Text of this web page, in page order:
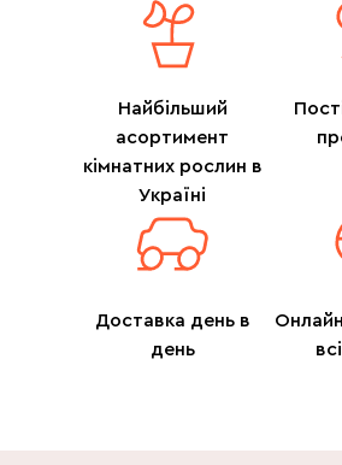
Найбільший
асортимент
кімнатних рослин в
Україні
Доставка день в
день